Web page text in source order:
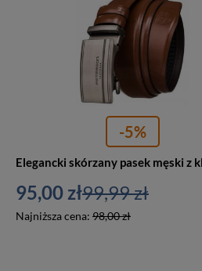
-5%
95,00 zł
Najniższa cena: 98,00 zł
99,99 zł